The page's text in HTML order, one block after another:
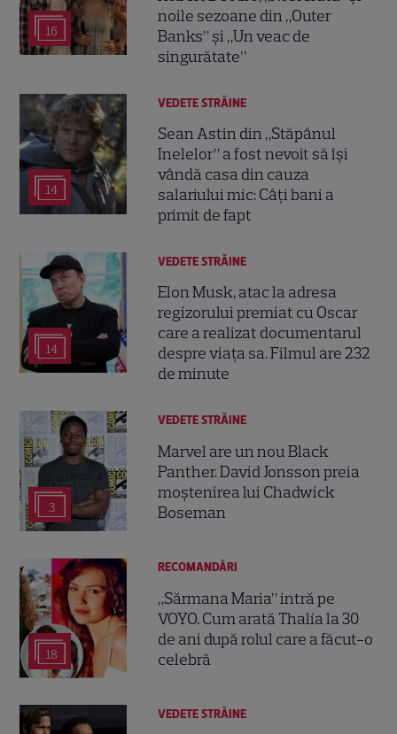
16
noile sezoane din „Outer
Banks” și „Un veac de
singurătate”
14
VEDETE STRĂINE
Sean Astin din „Stăpânul
Inelelor” a fost nevoit să își
vândă casa din cauza
salariului mic: Câți bani a
primit de fapt
14
VEDETE STRĂINE
Elon Musk, atac la adresa
regizorului premiat cu Oscar
care a realizat documentarul
despre viața sa. Filmul are 232
de minute
3
VEDETE STRĂINE
Marvel are un nou Black
Panther. David Jonsson preia
moștenirea lui Chadwick
Boseman
18
RECOMANDĂRI
„Sărmana Maria” intră pe
VOYO. Cum arată Thalía la 30
de ani după rolul care a făcut-o
celebră
VEDETE STRĂINE